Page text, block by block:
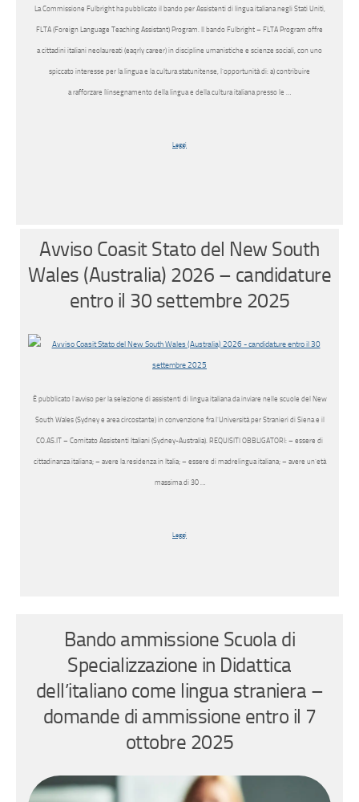
La Commissione Fulbright ha pubblicato il bando per Assistenti di lingua italiana negli Stati Uniti,
FLTA (Foreign Language Teaching Assistant) Program. Il bando Fulbright – FLTA Program offre
a cittadini italiani neolaureati (eaqrly career) in discipline umanistiche e scienze sociali, con uno
spiccato interesse per la lingua e la cultura statunitense, l’opportunità di: a) contribuire
a rafforzare lìinsegnamento della lingua e della cultura italiana presso le …
Leggi
Avviso Coasit Stato del New South
Wales (Australia) 2026 – candidature
entro il 30 settembre 2025
È pubblicato l’avviso per la selezione di assistenti di lingua italiana da inviare nelle scuole del New
South Wales (Sydney e area circostante) in convenzione fra l’Università per Stranieri di Siena e il
CO.AS.IT – Comitato Assistenti Italiani (Sydney-Australia). REQUISITI OBBLIGATORI: – essere di
cittadinanza italiana; – avere la residenza in Italia; – essere di madrelingua italiana; – avere un’età
massima di 30 …
Leggi
Bando ammissione Scuola di
Specializzazione in Didattica
dell’italiano come lingua straniera –
domande di ammissione entro il 7
ottobre 2025